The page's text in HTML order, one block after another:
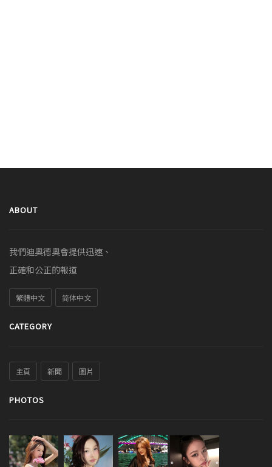
ABOUT
我們迪奧德奧會提供迅速、
正確和公正的報道
繁體中文 简体中文
CATEGORY
主頁 新聞 圖片
PHOTOS